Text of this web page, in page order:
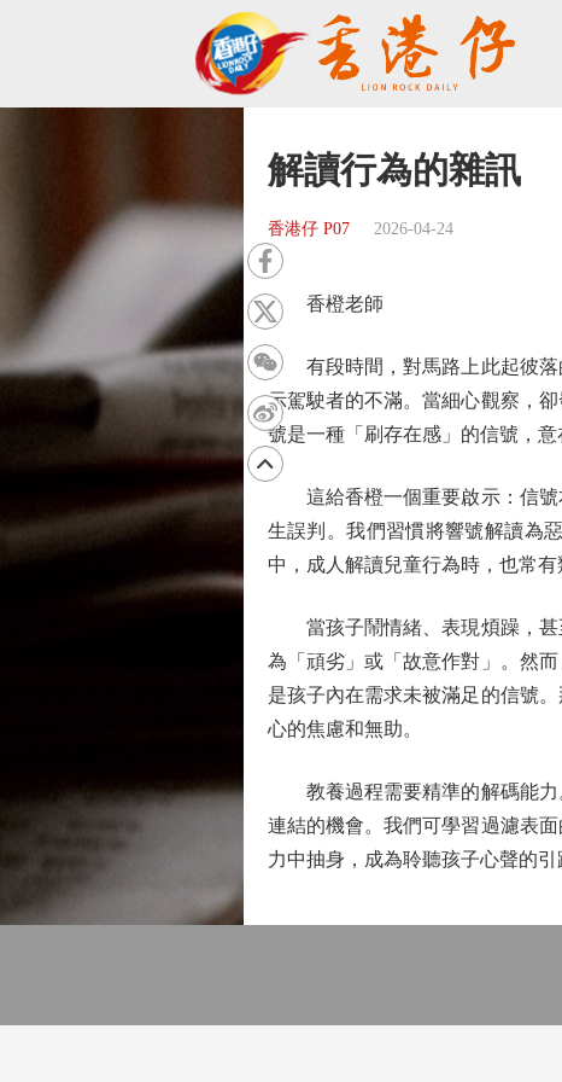
解讀行為的雜訊
香港仔 P07 2026-04-24
香橙老師
有段時間，對馬路上此起彼落的
示駕駛者的不滿。當細心觀察，
號是一種「刷存在感」的信號，意
這給香橙一個重要啟示：信號
生誤判。我們習慣將響號解讀為
中，成人解讀兒童行為時，也常
當孩子鬧情緒、表現煩躁，甚
為「頑劣」或「故意作對」。然
是孩子內在需求未被滿足的信號
心的焦慮和無助。
教養過程需要精準的解碼能力
連結的機會。我們可學習過濾表
力中抽身，成為聆聽孩子心聲的引